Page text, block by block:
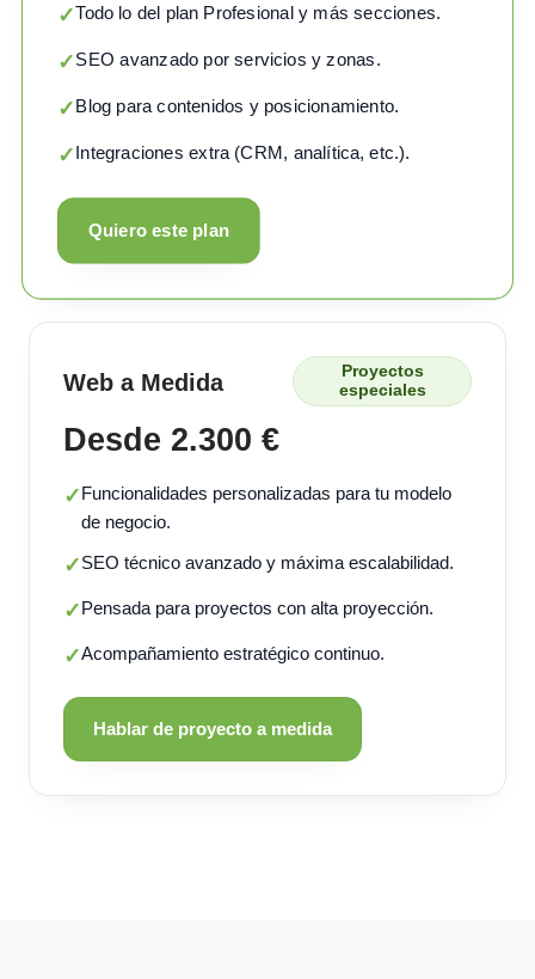
✓Todo lo del plan Profesional y más secciones.
✓SEO avanzado por servicios y zonas.
✓Blog para contenidos y posicionamiento.
✓Integraciones extra (CRM, analítica, etc.).
Quiero este plan
Web a Medida
Proyectos
especiales
Desde 2.300 €
✓Funcionalidades personalizadas para tu modelo
de negocio.
✓SEO técnico avanzado y máxima escalabilidad.
✓Pensada para proyectos con alta proyección.
✓Acompañamiento estratégico continuo.
Hablar de proyecto a medida